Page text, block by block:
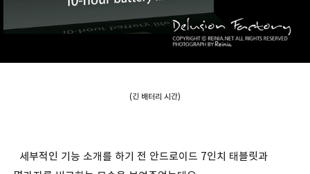
(긴 배터리 시간)
세부적인 기능 소개를 하기 전 안드로이드 7인치 태블릿과